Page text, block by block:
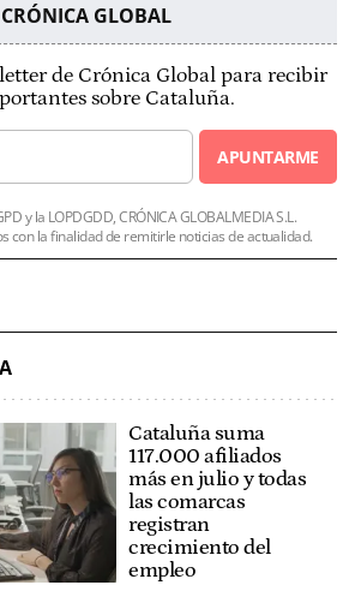
GLOBAL
de Crónica Global para recibir
sobre Cataluña.
APUNTARME
y la LOPDGDD, CRÓNICA GLOBALMEDIA S.L.
con la finalidad de remitirle noticias de actualidad.
Cataluña suma
117.000 afiliados
más en julio y todas
las comarcas
registran
crecimiento del
empleo